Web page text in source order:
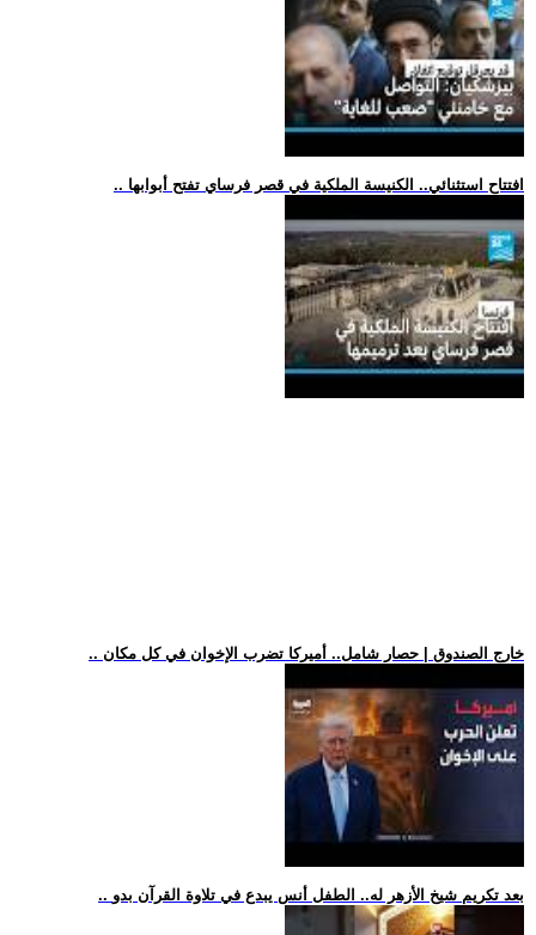
.. افتتاح استثنائي.. الكنيسة الملكية في قصر فرساي تفتح أبوابها
.. خارج الصندوق | حصار شامل.. أميركا تضرب الإخوان في كل مكان
.. بعد تكريم شيخ الأزهر له.. الطفل أنس يبدع في تلاوة القرآن بدو